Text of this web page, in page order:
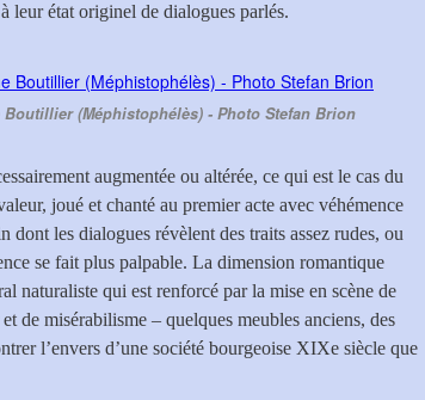
leur état originel de dialogues parlés.
(Méphistophélès) - Photo Stefan Brion
augmentée ou altérée, ce qui est le cas du
joué et chanté au premier acte avec véhémence
dont les dialogues révèlent des traits assez rudes, ou
se fait plus palpable. La dimension romantique
naturaliste qui est renforcé par la mise en scène de
de misérabilisme – quelques meubles anciens, des
l’envers d’une société bourgeoise XIXe siècle que